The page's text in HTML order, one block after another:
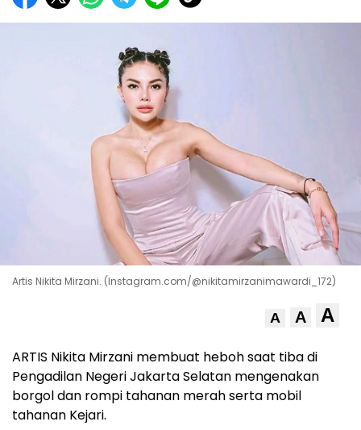
Artis Nikita Mirzani. (Instagram.com/@nikitamirzanimawardi_172)
A A A
ARTIS Nikita Mirzani membuat heboh saat tiba di
Pengadilan Negeri Jakarta Selatan mengenakan
borgol dan rompi tahanan merah serta mobil
tahanan Kejari.